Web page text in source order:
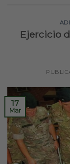
Ejercicio
17
Mar